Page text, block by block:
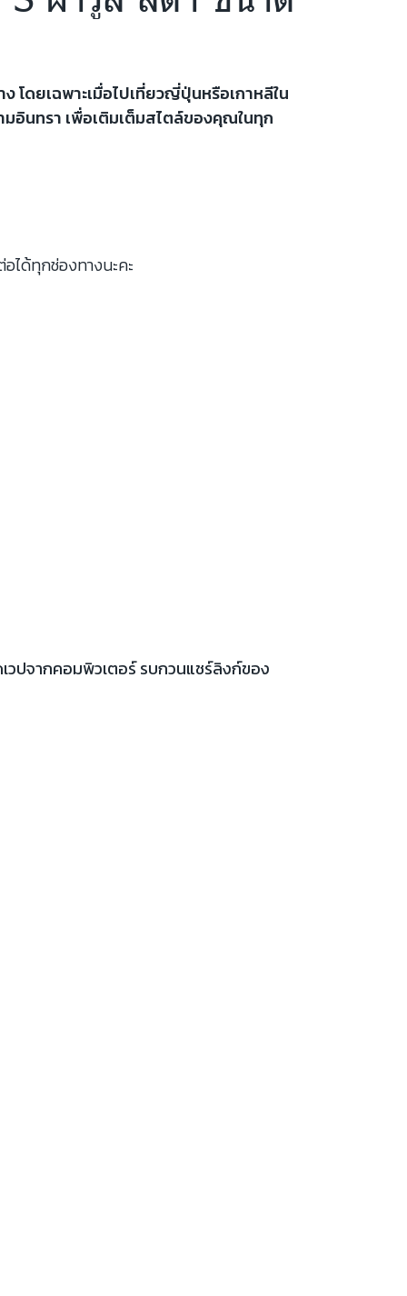
ดยเฉพาะเมื่อไปเที่ยวญี่ปุ่นหรือเกาหลีใน
อินทรา เพื่อเติมเต็มสไตล์ของคุณในทุก
ได้ทุกช่องทางนะคะ
วปจากคอมพิวเตอร์ รบกวนแชร์ลิงก์ของ